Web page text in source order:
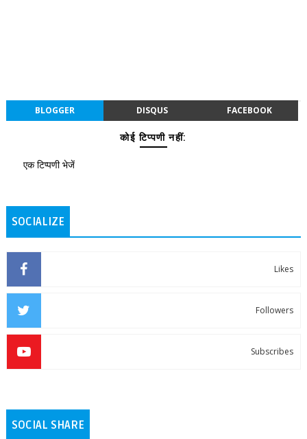
BLOGGER DISQUS FACEBOOK
कोई टिप्पणी नहीं:
एक टिप्पणी भेजें
SOCIALIZE
Likes
Followers
Subscribes
SOCIAL SHARE